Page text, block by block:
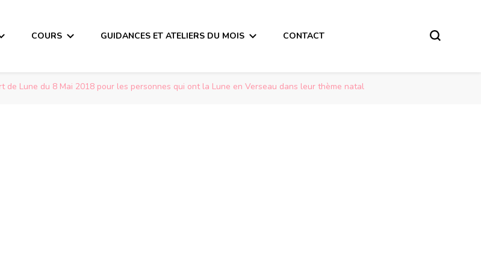
COURS GUIDANCES ET ATELIERS DU MOIS CONTACT
de Lune du 8 Mai 2018 pour les personnes qui ont la Lune en Verseau dans leur thème natal